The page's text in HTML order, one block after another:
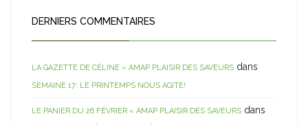
DERNIERS COMMENTAIRES
LA GAZETTE DE CÉLINE « AMAP PLAISIR DES SAVEURS dans
SEMAINE 17: LE PRINTEMPS NOUS AGITE!
LE PANIER DU 26 FÉVRIER « AMAP PLAISIR DES SAVEURS dans